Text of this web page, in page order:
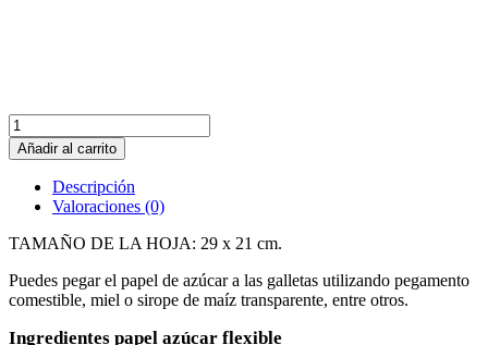
T224
Kilikis
(rect)
cantidad
Añadir al carrito
Descripción
Valoraciones (0)
TAMAÑO DE LA HOJA: 29 x 21 cm.
Puedes pegar el papel de azúcar a las galletas utilizando pegamento
comestible, miel o sirope de maíz transparente, entre otros.
Ingredientes papel azúcar flexible